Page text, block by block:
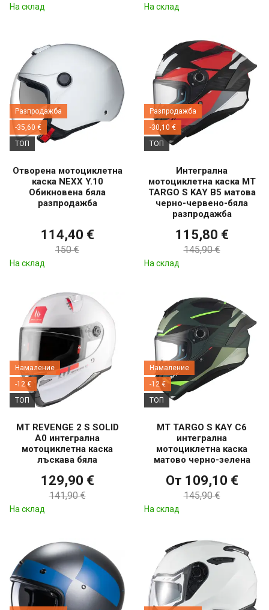
На склад На склад
Разпродажба
-35,60 €
ТОП
Отворена мотоциклетна
каска NEXX Y.10
Обикновена бяла
разпродажба
114,40 €
150 €
На склад
Разпродажба
-30,10 €
ТОП
Интегрална
мотоциклетна каска MT
TARGO S KAY B5 матова
черно-червено-бяла
разпродажба
115,80 €
145,90 €
На склад
Намаление
-12 €
ТОП
MT REVENGE 2 S SOLID
A0 интегрална
мотоциклетна каска
лъскава бяла
129,90 €
141,90 €
На склад
Намаление
-12 €
ТОП
MT TARGO S KAY C6
интегрална
мотоциклетна каска
матово черно-зелена
От 109,10 €
145,90 €
На склад